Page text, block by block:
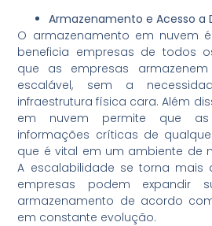
Armazenamento e Acesso a
O armazenamento em nuvem
beneficia empresas de todos
que as empresas
escalável, sem a
infraestrutura física cara. Além
em nuvem permite que as
informações críticas de
que é vital em um ambiente de
A escalabilidade se torna mais
empresas podem expandir
armazenamento de acordo
em constante evolução.